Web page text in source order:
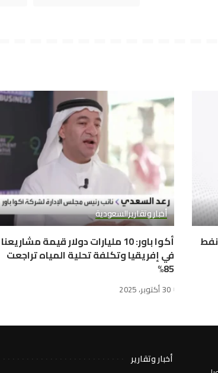
أخبار وتقاريرالسعودية
أكوا باور: 10 مليارات دولار قيمة مشاريعنا
في إفريقيا وتكلفة تحلية المياه تراجعت
85%
30 أكتوبر، 2025
أخبار وتقارير